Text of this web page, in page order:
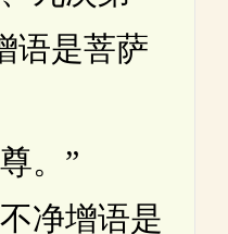
语是菩萨
。”
净增语是